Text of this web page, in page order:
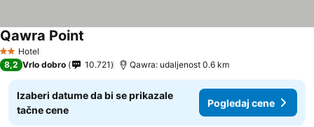
2 Zvezdice
Hotel
Qawra Point
8,2 Vrlo dobro 10.721 Qawra: udaljenost 0.6 km
Izaberi datume da bi se prikazale
tačne cene
Pogledaj cene